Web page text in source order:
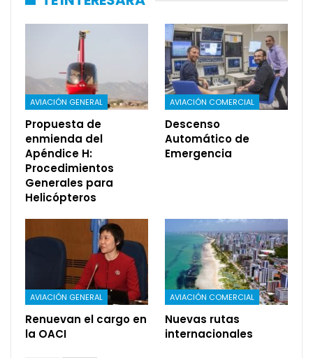
AVIACIÓN GENERAL
Propuesta de
enmienda del
Apéndice H:
Procedimientos
Generales para
Helicópteros
AVIACIÓN COMERCIAL
Descenso
Automático de
Emergencia
AVIACIÓN GENERAL
Renuevan el cargo en
la OACI
AVIACIÓN COMERCIAL
Nuevas rutas
internacionales